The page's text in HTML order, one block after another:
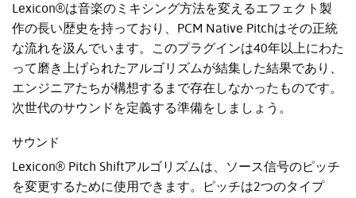
Lexicon®は音楽のミキシング方法を変えるエフェクト製
作の長い歴史を持っており、PCM Native Pitchはその正統
な流れを汲んでいます。このプラグインは40年以上にわた
って磨き上げられたアルゴリズムが結集した結果であり、
エンジニアたちが構想するまで存在しなかったものです。
次世代のサウンドを定義する準備をしましょう。
サウンド
Lexicon® Pitch Shiftアルゴリズムは、ソース信号のピッチ
を変更するために使用できます。ピッチは2つのタイプ